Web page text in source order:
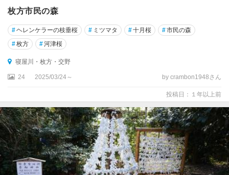
枚方市民の森
#ヘレンケラーの枝垂桜 # ミツマタ #十月桜 #市民の森
#枚方 #河津桜
寝屋川・枚方・交野
24 2025/03/24～ by crambon1948さん
投稿日：１年以上前